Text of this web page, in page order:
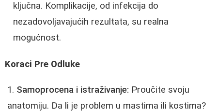
ključna. Komplikacije, od infekcija do
nezadovoljavajućih rezultata, su realna
mogućnost.
Koraci Pre Odluke
Samoprocena i istraživanje: Proučite svoju
anatomiju. Da li je problem u mastima ili kostima?